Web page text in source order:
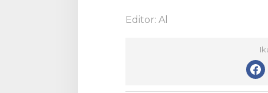
a
Editor: Al